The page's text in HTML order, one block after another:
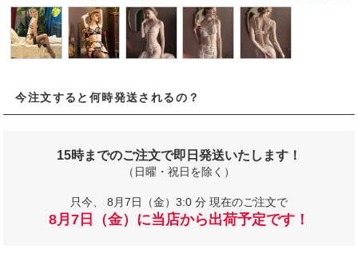
今注文すると何時発送されるの？
15時までのご注文で即日発送いたします！
（日曜・祝日を除く）
只今、 8月7日（金）3:0 分 現在のご注文で
8月7日（金）に当店から出荷予定です！